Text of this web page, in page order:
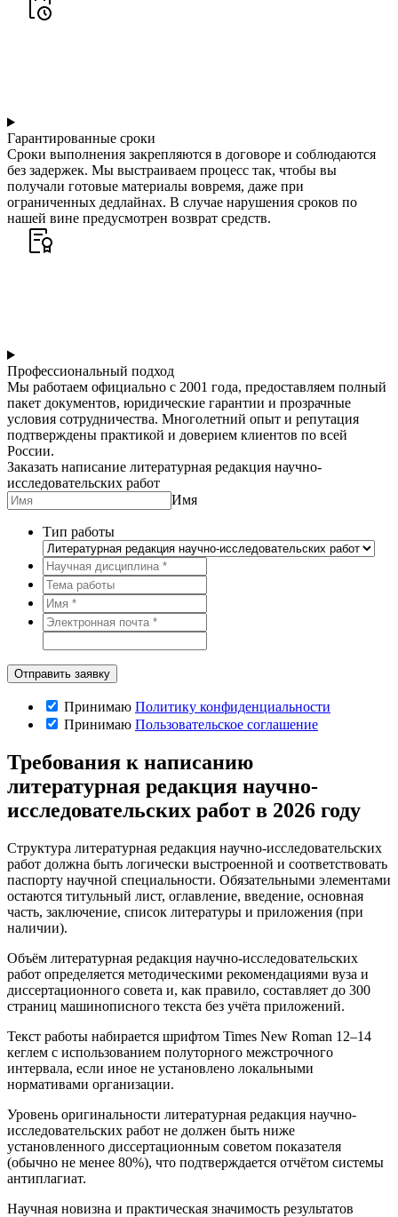
Гарантированные сроки
Сроки выполнения закрепляются в договоре и соблюдаются
без задержек. Мы выстраиваем процесс так, чтобы вы
получали готовые материалы вовремя, даже при
ограниченных дедлайнах. В случае нарушения сроков по
нашей вине предусмотрен возврат средств.
Профессиональный подход
Мы работаем официально с 2001 года, предоставляем полный
пакет документов, юридические гарантии и прозрачные
условия сотрудничества. Многолетний опыт и репутация
подтверждены практикой и доверием клиентов по всей
России.
Заказать написание литературная редакция научно-
исследовательских работ
Имя
Тип работы
Принимаю Политику конфиденциальности
Принимаю Пользовательское соглашение
Требования к написанию
литературная редакция научно-
исследовательских работ в 2026 году
Структура литературная редакция научно-исследовательских
работ должна быть логически выстроенной и соответствовать
паспорту научной специальности. Обязательными элементами
остаются титульный лист, оглавление, введение, основная
часть, заключение, список литературы и приложения (при
наличии).
Объём литературная редакция научно-исследовательских
работ определяется методическими рекомендациями вуза и
диссертационного совета и, как правило, составляет до 300
страниц машинописного текста без учёта приложений.
Текст работы набирается шрифтом Times New Roman 12–14
кеглем с использованием полуторного межстрочного
интервала, если иное не установлено локальными
нормативами организации.
Уровень оригинальности литературная редакция научно-
исследовательских работ не должен быть ниже
установленного диссертационным советом показателя
(обычно не менее 80%), что подтверждается отчётом системы
антиплагиат.
Научная новизна и практическая значимость результатов